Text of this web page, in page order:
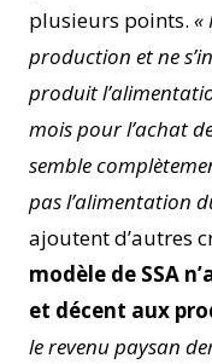
plusieurs points. «
production et ne
produit
mois pour l’achat
semble
pas l’alimentation
ajoutent d’autres
modèle de SSA
et décent aux
le revenu paysan